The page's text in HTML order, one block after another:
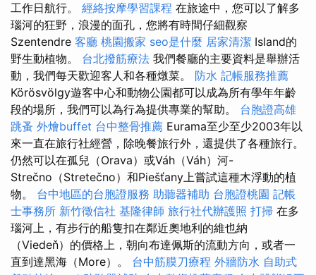
工作日航行。 經絡按摩學習課程 在旅途中，您可以了解多
瑙河的狂野，浪漫的面孔，您將有時間仔細觀察
Szentendre 客廳 桃園搬家 seo是什麼 居家清潔 Island的
野生動植物。 台北撥筋療法 我們餐廳的主要資料是舉辦活
動，我們每天歡迎客人和各種燉菜。 防水 記帳服務推薦
Körösvölgy遊客中心和動物公園都可以成為所有學年年齡
段的場所，我們可以為行為提供專業的幫助。 台胞證高雄
跳蚤 外燴buffet 台中整骨推薦 Eurama至少至少2003年以
來一直在旅行社經營，除晚餐旅行外，還提供了各種旅行。
仍然可以在孤兒（Orava）或Váh（Váh）河-
Strečno（Stretečno）和Piešťany上嘗試這種木浮動的植
物。 台中地區的台胞證服務 助聽器補助 台胞證桃園 記帳
士事務所 新竹徵信社 基隆律師 旅行社代辦護照 打掃 在多
瑙河上，有步行的船隻扣在鄰近奧地利的維也納
（Viedeň）的價格上，朝向布達佩斯的流動方向，或者一
直到達黑海（More）。 台中筋膜刀療程 外牆防水 自助式